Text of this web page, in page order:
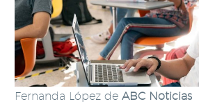
Fernanda López de ABC Noticias